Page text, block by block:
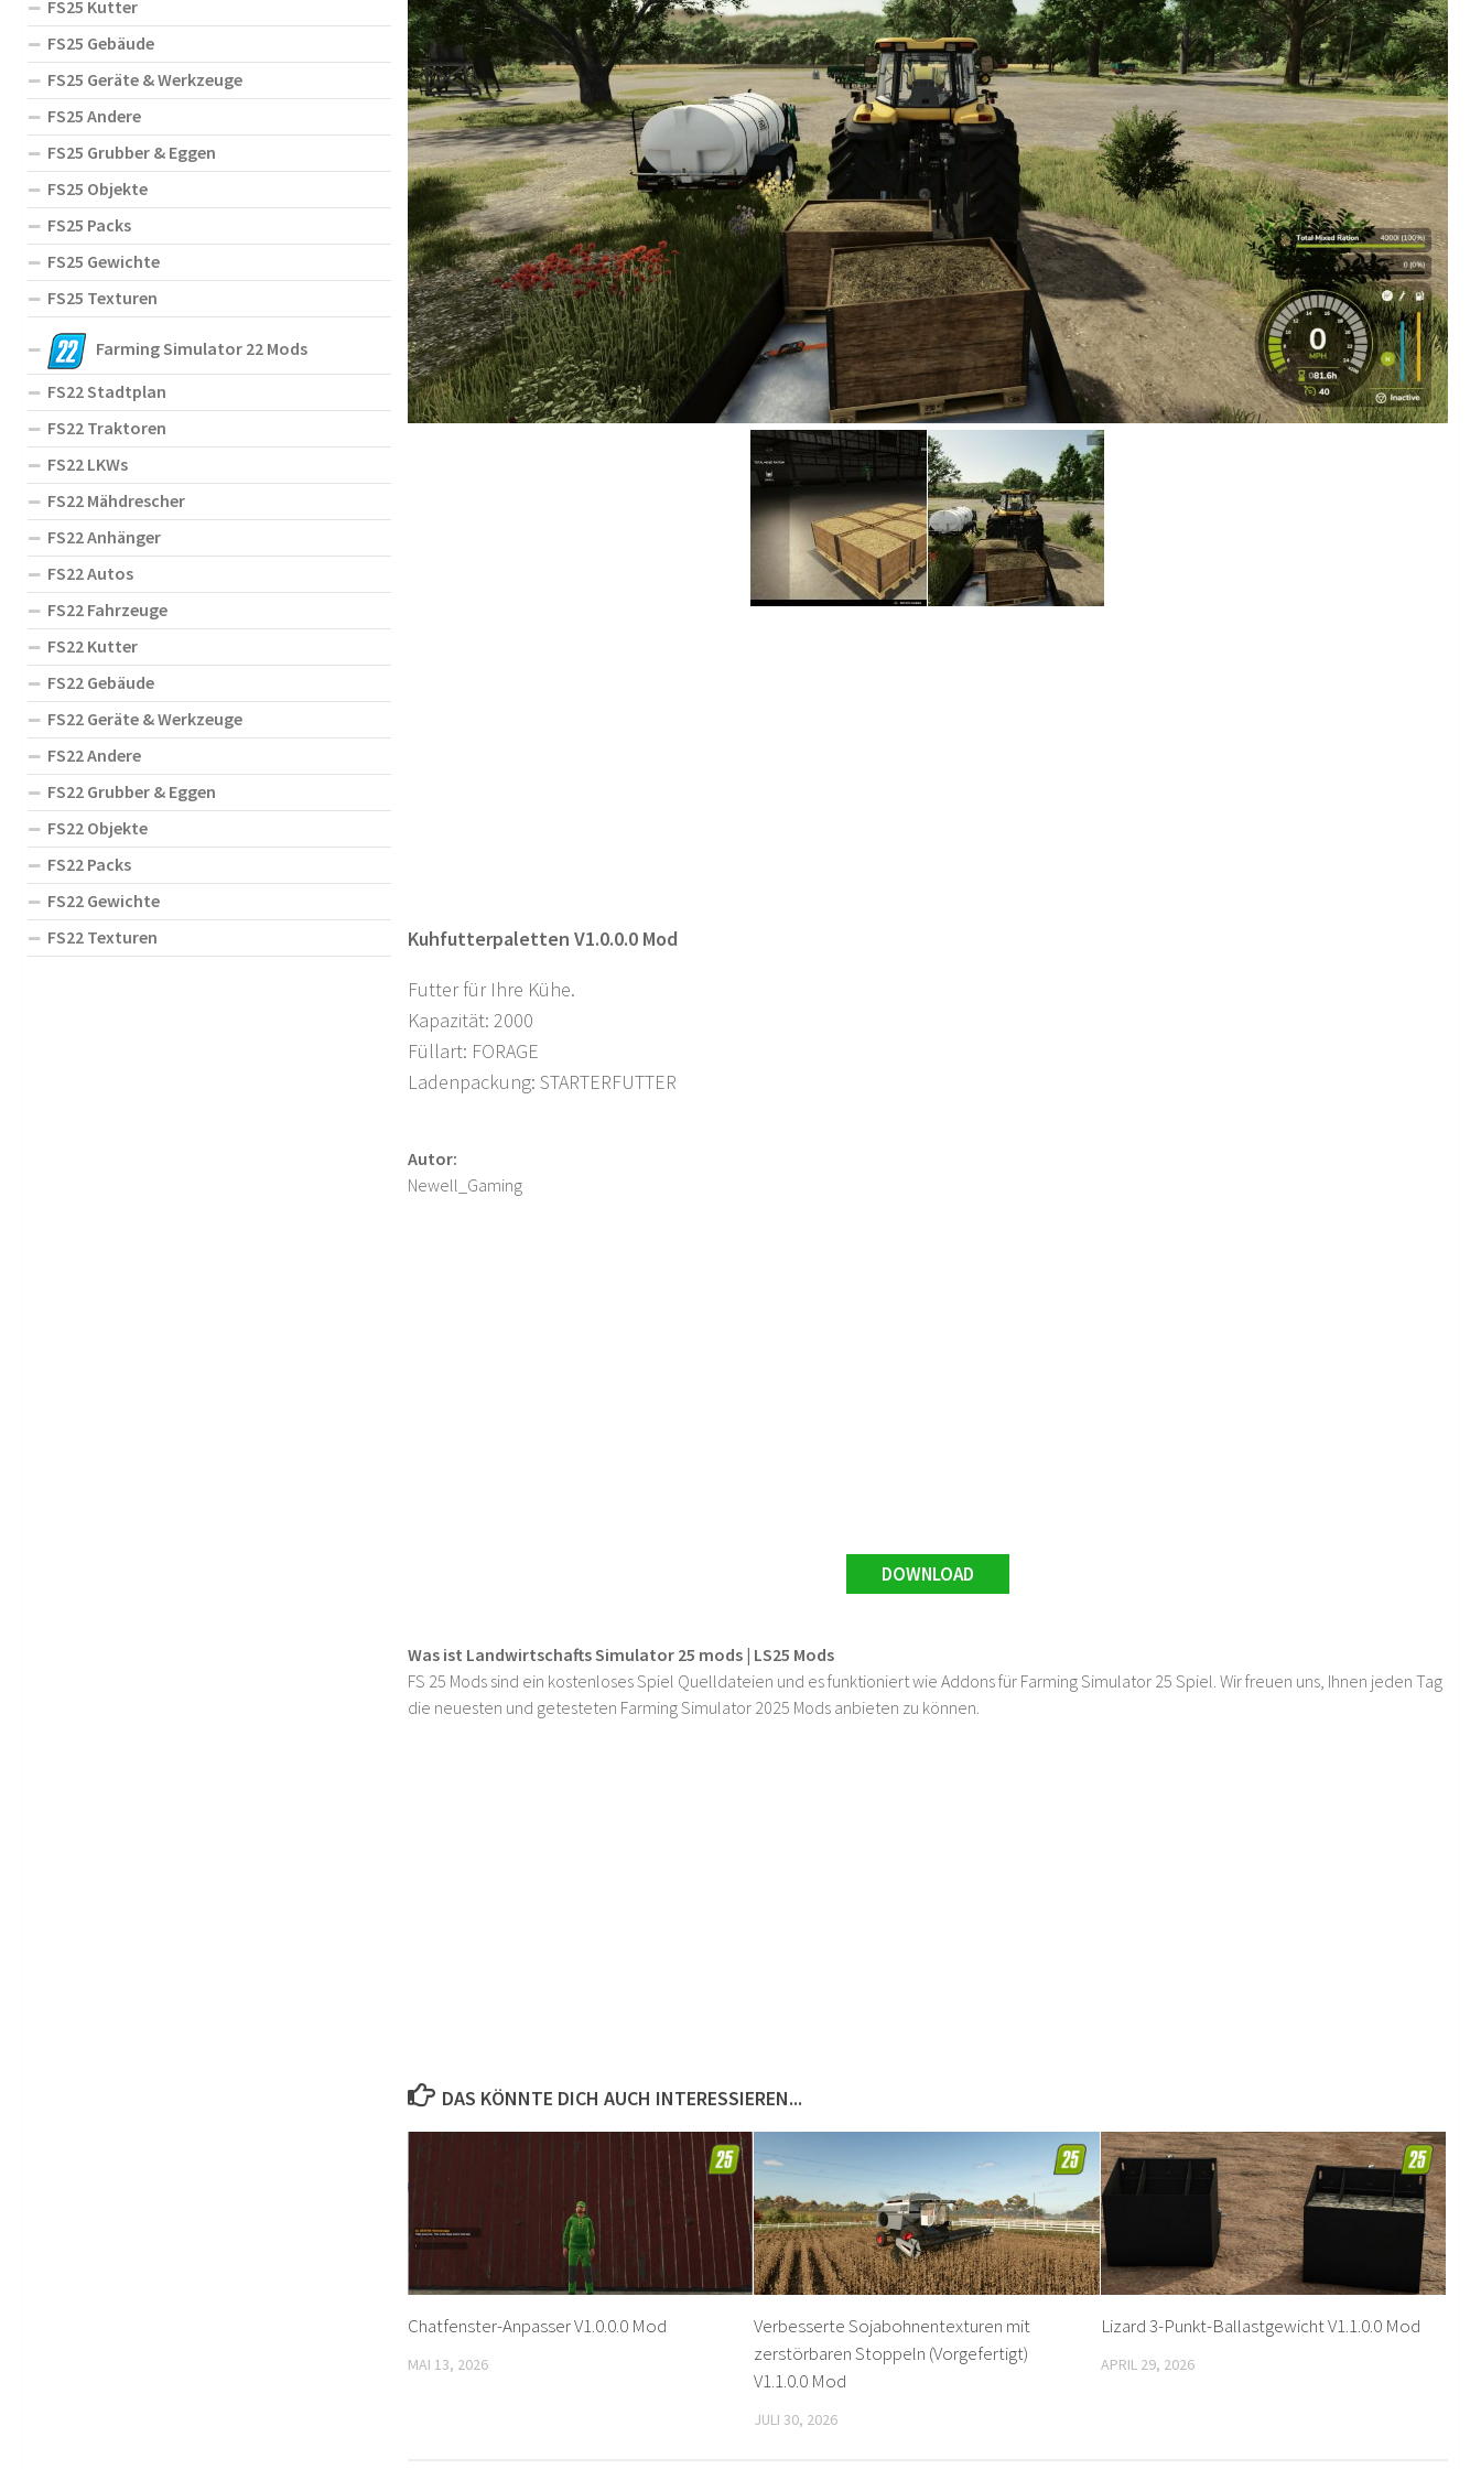
Kuhfutterpaletten V1.0.0.0 Mod
Futter für Ihre Kühe.
Kapazität: 2000
Füllart: FORAGE
Ladenpackung: STARTERFUTTER
Autor:
Newell_Gaming
DOWNLOAD
Was ist Landwirtschafts Simulator 25 mods | LS25 Mods
FS 25 Mods sind ein kostenloses Spiel Quelldateien und es funktioniert wie Addons für Farming Simulator 25 Spiel. Wir freuen uns, Ihnen jeden Tag
die neuesten und getesteten Farming Simulator 2025 Mods anbieten zu können.
DAS KÖNNTE DICH AUCH INTERESSIEREN...
Chatfenster-Anpasser V1.0.0.0 Mod
MAI 13, 2026
Verbesserte Sojabohnentexturen mit
zerstörbaren Stoppeln (Vorgefertigt)
V1.1.0.0 Mod
JULI 30, 2026
Lizard 3-Punkt-Ballastgewicht V1.1.0.0 Mod
APRIL 29, 2026
FS25 Kutter
FS25 Gebäude
FS25 Geräte & Werkzeuge
FS25 Andere
FS25 Grubber & Eggen
FS25 Objekte
FS25 Packs
FS25 Gewichte
FS25 Texturen
Farming Simulator 22 Mods
FS22 Stadtplan
FS22 Traktoren
FS22 LKWs
FS22 Mähdrescher
FS22 Anhänger
FS22 Autos
FS22 Fahrzeuge
FS22 Kutter
FS22 Gebäude
FS22 Geräte & Werkzeuge
FS22 Andere
FS22 Grubber & Eggen
FS22 Objekte
FS22 Packs
FS22 Gewichte
FS22 Texturen